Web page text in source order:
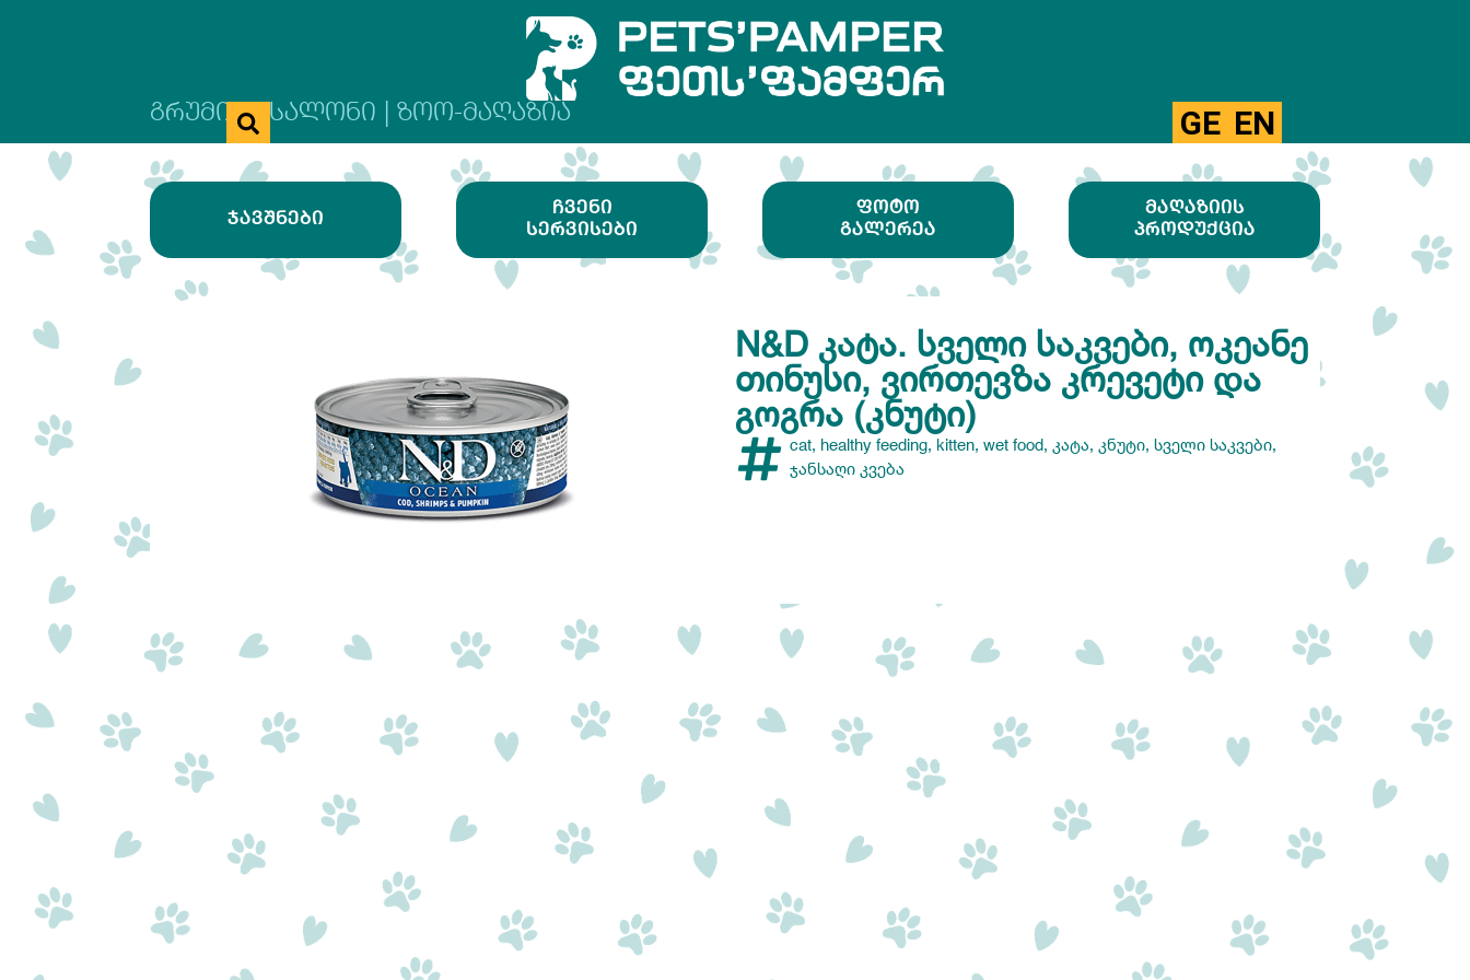
ᲒᲠᲣᲛᲘᲜᲒ ᲡᲐᲚᲝᲜᲘ | ᲖᲝᲝ-ᲛᲐᲦᲐᲖᲘᲐ GE EN
ᲯᲐᲕᲨᲜᲔᲑᲘ
ᲩᲕᲔᲜᲘ
ᲡᲔᲠᲕᲘᲡᲔᲑᲘ
ᲤᲝᲢᲝ
ᲒᲐᲚᲔᲠᲔᲐ
ᲛᲐᲦᲐᲖᲘᲘᲡ
ᲞᲠᲝᲓᲣᲥᲪᲘᲐ
N&D ᲙᲐᲢᲐ. ᲡᲕᲔᲚᲘ ᲡᲐᲙᲕᲔᲑᲘ, ᲝᲙᲔᲐᲜᲔ
ᲗᲘᲜᲣᲡᲘ, ᲕᲘᲠᲗᲔᲕᲖᲐ ᲙᲠᲔᲕᲔᲢᲘ ᲓᲐ
ᲒᲝᲒᲠᲐ (ᲙᲜᲣᲢᲘ)
cat, healthy feeding, kitten, wet food, კატა, კნუტი, სველი საკვები,
ჯანსაღი კვება